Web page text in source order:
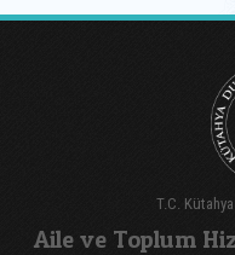
T.C.
Aile ve Toplum